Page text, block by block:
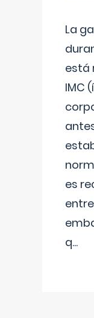
La
está
IMC
es
entre
q...